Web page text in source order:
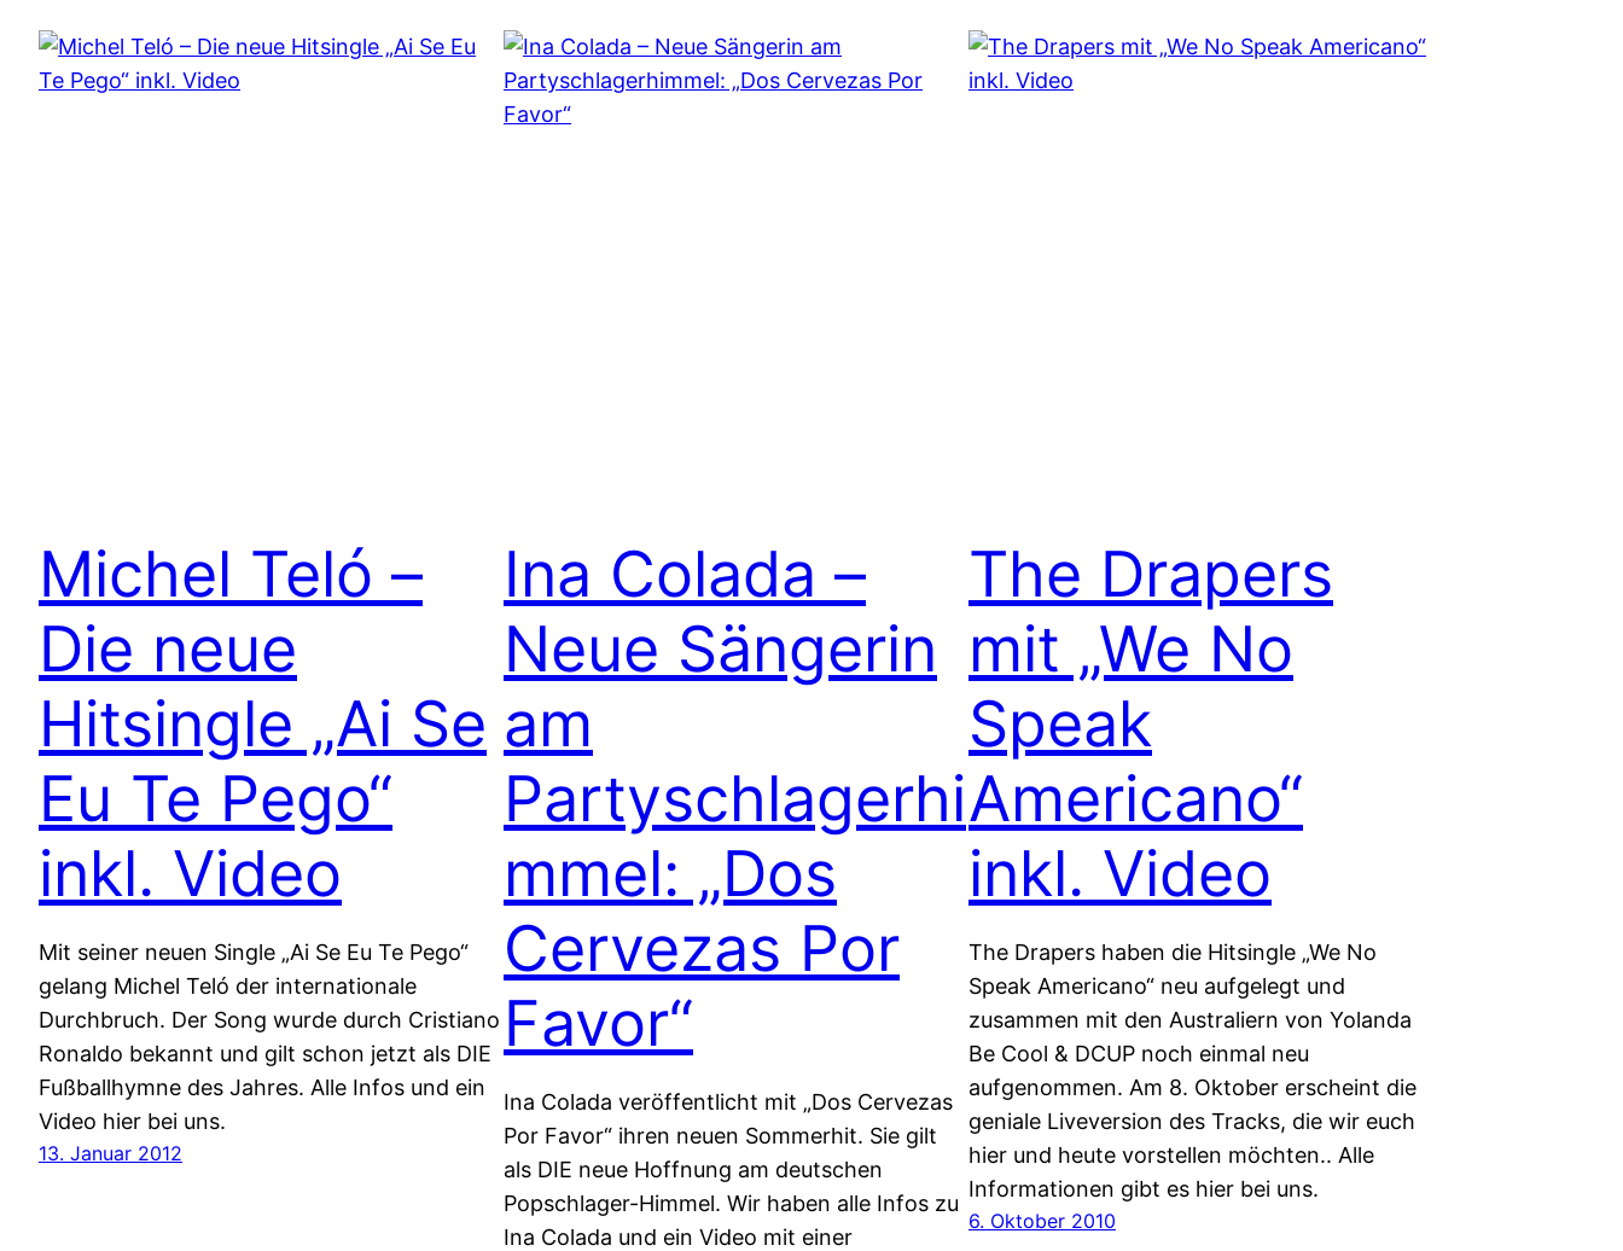
Michel Teló –
Die neue
Hitsingle „Ai Se
Eu Te Pego“
inkl. Video
Mit seiner neuen Single „Ai Se Eu Te Pego“
gelang Michel Teló der internationale
Durchbruch. Der Song wurde durch Cristiano
Ronaldo bekannt und gilt schon jetzt als DIE
Fußballhymne des Jahres. Alle Infos und ein
Video hier bei uns.
13. Januar 2012
Ina Colada –
Neue Sängerin
am
Partyschlagerhi
mmel: „Dos
Cervezas Por
Favor“
Ina Colada veröffentlicht mit „Dos Cervezas
Por Favor“ ihren neuen Sommerhit. Sie gilt
als DIE neue Hoffnung am deutschen
Popschlager-Himmel. Wir haben alle Infos zu
Ina Colada und ein Video mit einer
The Drapers
mit „We No
Speak
Americano“
inkl. Video
The Drapers haben die Hitsingle „We No
Speak Americano“ neu aufgelegt und
zusammen mit den Australiern von Yolanda
Be Cool & DCUP noch einmal neu
aufgenommen. Am 8. Oktober erscheint die
geniale Liveversion des Tracks, die wir euch
hier und heute vorstellen möchten.. Alle
Informationen gibt es hier bei uns.
6. Oktober 2010